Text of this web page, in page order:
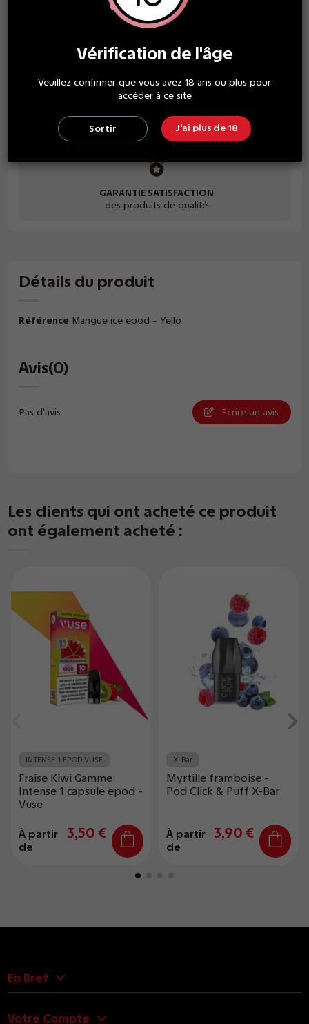
une équipe à votre écoute
PAIEMENT SÉCURISÉ
grand choix de paiement
GARANTIE SATISFACTION
des produits de qualité
Détails du produit
Référence Mangue ice epod - Yello
Avis(0)
Pas d'avis Ecrire un avis
Les clients qui ont acheté ce produit
ont également acheté :
INTENSE 1 EPOD VUSE
Fraise Kiwi Gamme
Intense 1 capsule epod -
Vuse
À partir
de
3,50 €
X-Bar
Myrtille framboise -
Pod Click & Puff X-Bar
À partir
de
3,90 €
En Bref
Votre Compte
Vérification de l'âge
Veuillez confirmer que vous avez 18 ans ou plus pour
accéder à ce site
Sortir J'ai plus de 18